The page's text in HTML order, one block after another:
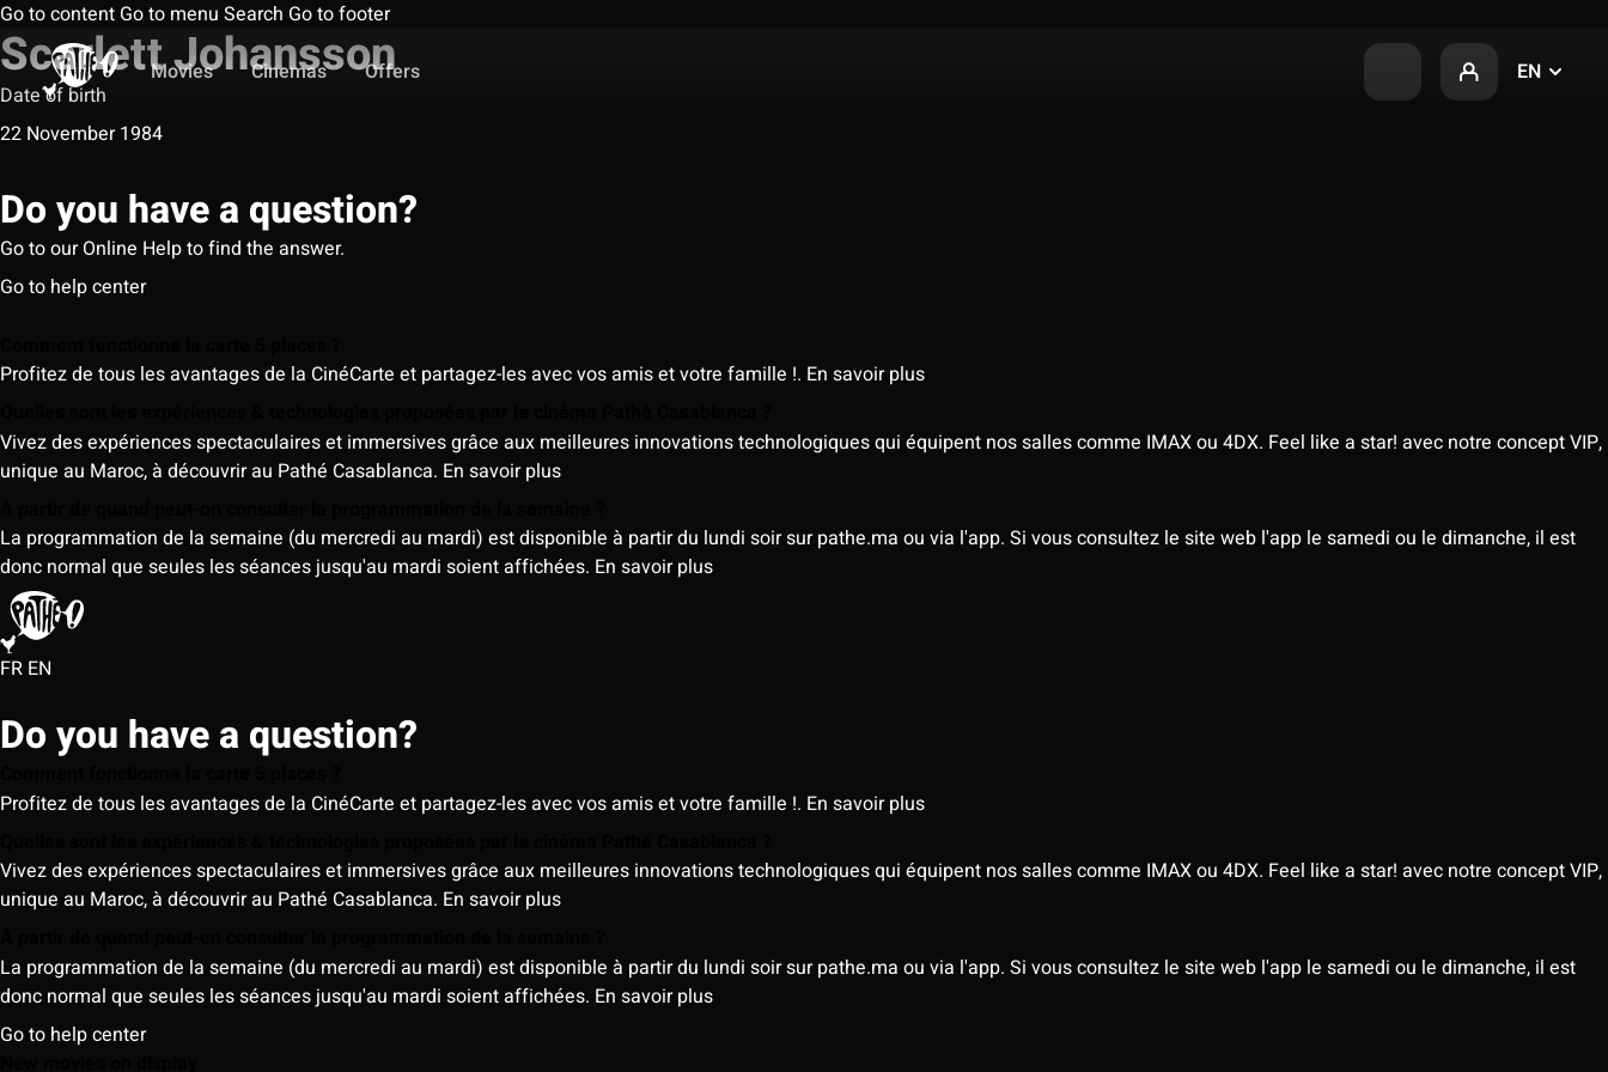
Go to content Go to menu Search Go to footer
Movies
Cinemas Offers EN
Scarlett Johansson
Date of birth
22 November 1984
Do you have a question?
Go to our Online Help to find the answer.
Go to help center
Profitez de tous les avantages de la CinéCarte et partagez-les avec vos amis et votre famille !. En savoir plus
Vivez des expériences spectaculaires et immersives grâce aux meilleures innovations technologiques qui équipent nos salles comme IMAX ou 4DX. Feel like a star! avec notre concept VIP,
unique au Maroc, à découvrir au Pathé Casablanca. En savoir plus
La programmation de la semaine (du mercredi au mardi) est disponible à partir du lundi soir sur pathe.ma ou via l'app. Si vous consultez le site web l'app le samedi ou le dimanche, il est
donc normal que seules les séances jusqu'au mardi soient affichées. En savoir plus
FR EN
Do you have a question?
Profitez de tous les avantages de la CinéCarte et partagez-les avec vos amis et votre famille !. En savoir plus
Vivez des expériences spectaculaires et immersives grâce aux meilleures innovations technologiques qui équipent nos salles comme IMAX ou 4DX. Feel like a star! avec notre concept VIP,
unique au Maroc, à découvrir au Pathé Casablanca. En savoir plus
La programmation de la semaine (du mercredi au mardi) est disponible à partir du lundi soir sur pathe.ma ou via l'app. Si vous consultez le site web l'app le samedi ou le dimanche, il est
donc normal que seules les séances jusqu'au mardi soient affichées. En savoir plus
Go to help center